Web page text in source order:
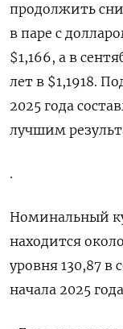
продолжить
в паре с
$1,166, а в
лет в $1,1918.
2025 года
лучшим
.
Номинальный
находится
уровня 130,87 в
начала 2025